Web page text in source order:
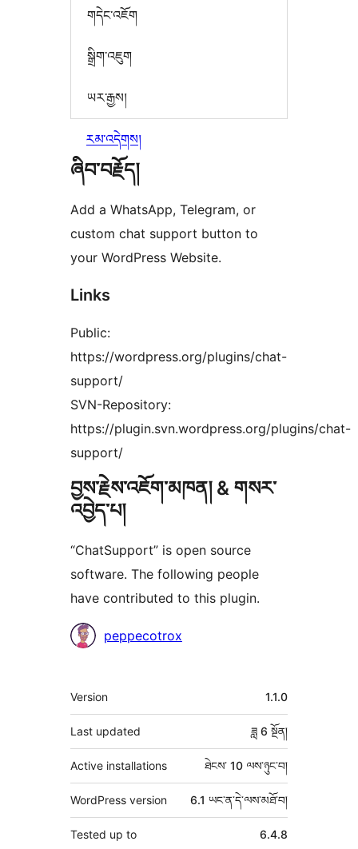
གདེང་འཇོག
སྒྲིག་འཇུག
ཡར་རྒྱས།
རམ་འདེགས།
ཞིབ་བརྗོད།
Add a WhatsApp, Telegram, or
custom chat support button to
your WordPress Website.
Links
Public:
https://wordpress.org/plugins/chat-
support/
SVN-Repository:
https://plugin.svn.wordpress.org/plugins/chat-
support/
བྱས་རྗེས་འཇོག་མཁན། & གསར་
འབྱེད་པ།
“ChatSupport” is open source
software. The following people
have contributed to this plugin.
བྱས་
མཁན།
peppecotrox
ཟུར་
བརྗོད།
Version 1.1.0
Last updated ཟླ 6 སྔོན།
Active installations ཐེངས་ 10 ལས་ཉུང་བ།
WordPress version 6.1 ཡང་ན་དེ་ལས་མཐོ་བ།
Tested up to 6.4.8